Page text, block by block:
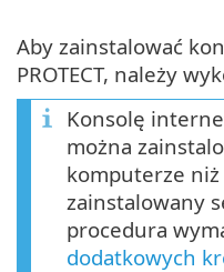
Aby zainstalować
PROTECT, należy
Konsolę
można
komputerze
zainstalowany
procedura
dodatkowych